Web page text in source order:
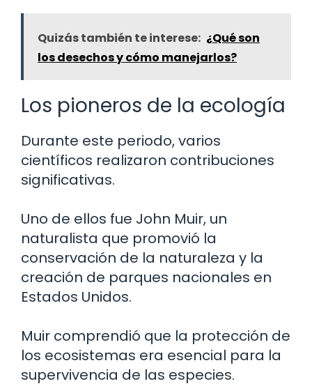
Quizás también te interese: ¿Qué son
los desechos y cómo manejarlos?
Los pioneros de la ecología
Durante este periodo, varios
científicos realizaron contribuciones
significativas.
Uno de ellos fue John Muir, un
naturalista que promovió la
conservación de la naturaleza y la
creación de parques nacionales en
Estados Unidos.
Muir comprendió que la protección de
los ecosistemas era esencial para la
supervivencia de las especies.